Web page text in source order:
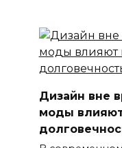
Дизайн вне
моды влияют